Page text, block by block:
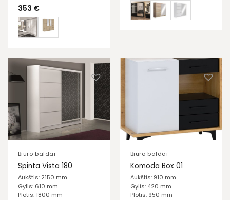
353 €
Biuro baldai
Spinta Vista 180
Aukštis: 2150 mm
Gylis: 610 mm
Plotis: 1800 mm
Biuro baldai
Komoda Box 01
Aukštis: 910 mm
Gylis: 420 mm
Plotis: 950 mm